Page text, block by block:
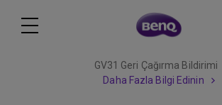
GV31 Geri Çağırma Bildirimi
Daha Fazla Bilgi Edinin